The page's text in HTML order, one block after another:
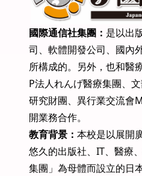
國際通信社集團： 是以出
司、軟體開發公司、國內
所構成的。另外，也和醫
P法人れんげ醫療集團、
研究財團、異行業交流會
開業務合作。
教育背景： 本校是以展開
悠久的出版社、IT、醫療
集團」為母體而設立的日